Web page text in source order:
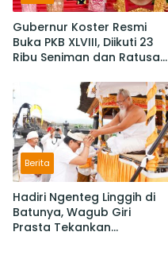
Gubernur Koster Resmi
Buka PKB XLVIII, Diikuti 23
Ribu Seniman dan Ratusan
IKM/UMKM Digratiskan
Berita
Hadiri Ngenteg Linggih di
Batunya, Wagub Giri
Prasta Tekankan
Berita